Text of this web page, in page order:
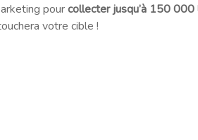
pourcollecter jusqu’à 150 000
votre cible !